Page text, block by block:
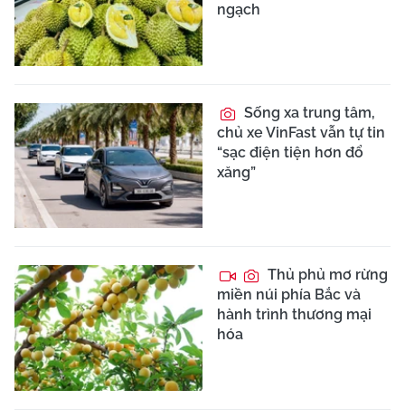
ngạch
Sống xa trung tâm,
chủ xe VinFast vẫn tự tin
“sạc điện tiện hơn đổ
xăng”
Thủ phủ mơ rừng
miền núi phía Bắc và
hành trình thương mại
hóa